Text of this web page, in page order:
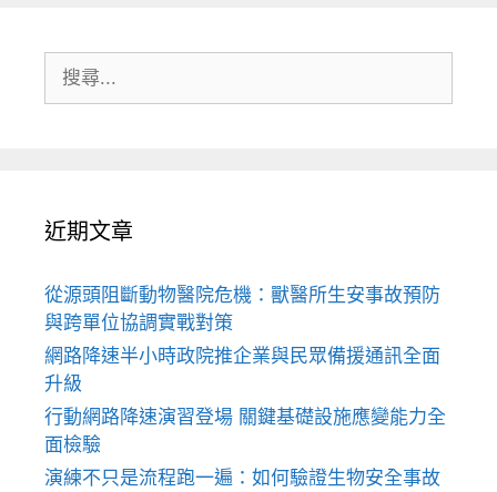
尋:
近期文章
從源頭阻斷動物醫院危機：獸醫所生安事故預防
與跨單位協調實戰對策
網路降速半小時政院推企業與民眾備援通訊全面
升級
行動網路降速演習登場 關鍵基礎設施應變能力全
面檢驗
演練不只是流程跑一遍：如何驗證生物安全事故